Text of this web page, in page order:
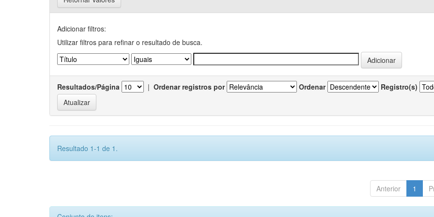
Adicionar filtros:
Utilizar filtros para refinar o resultado de busca.
Resultados/Página | Ordenar registros por Ordenar Registro(s)
Resultado 1-1 de 1.
Anterior 1